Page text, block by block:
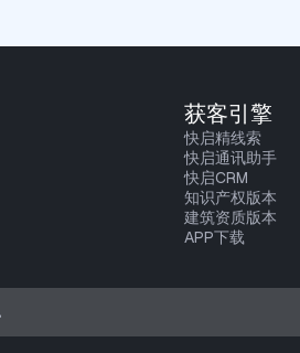
获客引擎
快启精线索
快启通讯助手
快启CRM
知识产权版本
建筑资质版本
APP下载